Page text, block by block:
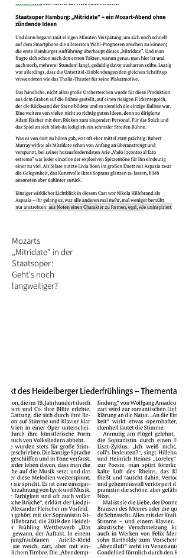
Mozarts
„Mitridate" in der
Staatsoper:
Geht's noch
langweiliger?